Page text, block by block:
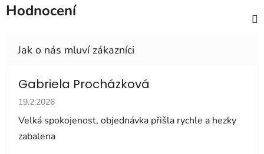
Hodnocení
Gabriela Procházková
Hodnocení obchodu je 5 z 5 hvězdiček.
19.2.2026
Velká spokojenost, objednávka přišla rychle a hezky
zabalena